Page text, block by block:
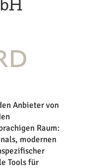
Anbieter von
Raum:
modernen
Tools für